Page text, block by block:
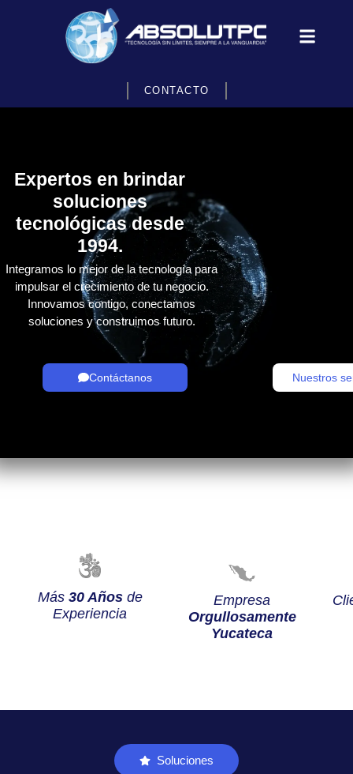
CONTACTO
Expertos en brindar
soluciones
tecnológicas desde
1994.
Integramos lo mejor de la tecnología para
impulsar el crecimiento de tu negocio.
Innovamos contigo, conectamos
soluciones y construimos futuro.
Contáctanos Nuestros
Más 30 Añosde
Experiencia
Empresa
Orgullosamente
Yucateca
Soluciones